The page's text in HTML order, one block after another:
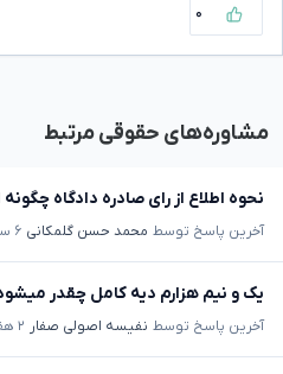
۰
مشاوره‌های حقوقی مرتبط
نحوه اطلاع از رای صادره دادگاه
آخرین پاسخ توسط محمد حسن گلمکانی ۶ سال پیش
یک و نیم هزارم دیه کامل چقدر
آخرین پاسخ توسط نفیسه اصولی صفار ۲ هفته پیش